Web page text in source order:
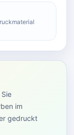
im
gedruckt